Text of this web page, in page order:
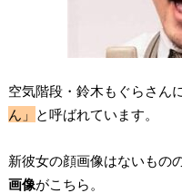
空気階段・鈴木もぐらさん
ん」
と呼ばれています。
新彼女の顔画像はないものの
画像がこちら。